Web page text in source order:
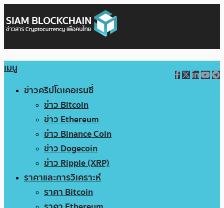
เมนู
ข่าวคริปโตเคอเรนซี่
ข่าว Bitcoin
ข่าว Ethereum
ข่าว Binance Coin
ข่าว Dogecoin
ข่าว Ripple (XRP)
ราคาและการวิเคราะห์
ราคา Bitcoin